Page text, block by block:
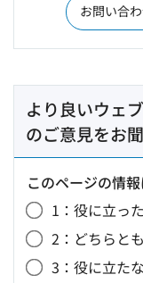
お問い合
より良いウェ
のご意見をお
このページの情
1：役に立った
2：どちらと
3：役に立た